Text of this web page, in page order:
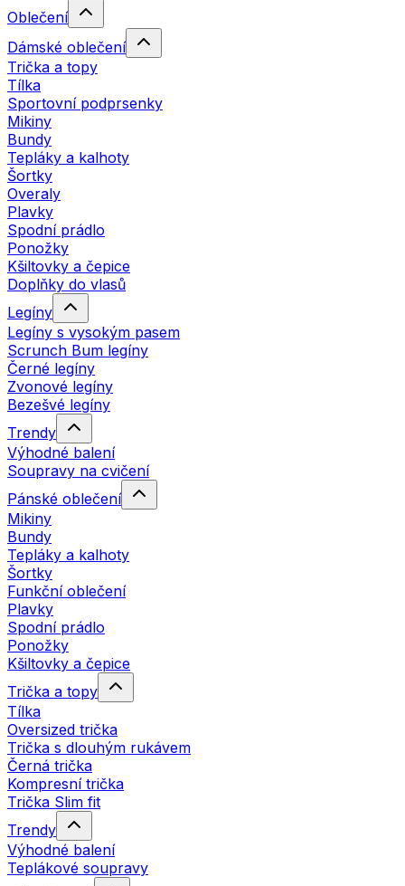
Oblečení
Dámské oblečení
Trička a topy
Tílka
Sportovní podprsenky
Mikiny
Bundy
Tepláky a kalhoty
Šortky
Overaly
Plavky
Spodní prádlo
Ponožky
Kšiltovky a čepice
Doplňky do vlasů
Legíny
Legíny s vysokým pasem
Scrunch Bum legíny
Černé legíny
Zvonové legíny
Bezešvé legíny
Trendy
Výhodné balení
Soupravy na cvičení
Pánské oblečení
Mikiny
Bundy
Tepláky a kalhoty
Šortky
Funkční oblečení
Plavky
Spodní prádlo
Ponožky
Kšiltovky a čepice
Trička a topy
Tílka
Oversized trička
Trička s dlouhým rukávem
Černá trička
Kompresní trička
Trička Slim fit
Trendy
Výhodné balení
Teplákové soupravy